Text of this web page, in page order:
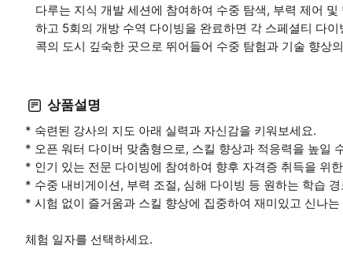
다루는 지식 개발 세션에 참여하여 수중 탐색, 부력 제어
하고 5회의 개방 수역 다이빙을 완료하면 각 스페셜티 다
콕의 도시 깊숙한 곳으로 뛰어들어 수중 탐험과 기술 향상
상품설명
* 숙련된 강사의 지도 아래 실력과 자신감을 키워보세요.
* 오픈 워터 다이버 맞춤형으로, 스킬 향상과 적응력을 높일
* 인기 있는 전문 다이빙에 참여하여 향후 자격증 취득을 위
* 수중 내비게이션, 부력 조절, 심해 다이빙 등 원하는 학습
* 시험 없이 즐거움과 스킬 향상에 집중하여 재미있고 신나
체험 일자를 선택하세요.